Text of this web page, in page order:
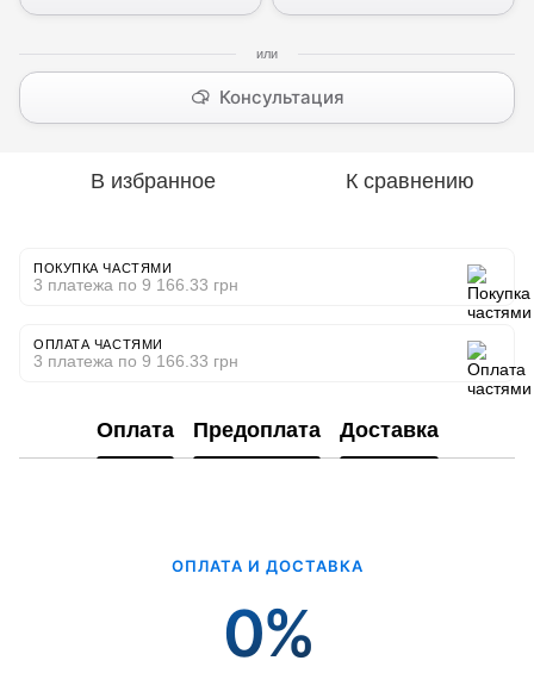
Консультация
В избранное К сравнению
ПОКУПКА ЧАСТЯМИ
3 платежа по 9 166.33 грн
ОПЛАТА ЧАСТЯМИ
3 платежа по 9 166.33 грн
Оплата Предоплата Доставка
ОПЛАТА И ДОСТАВКА
0%